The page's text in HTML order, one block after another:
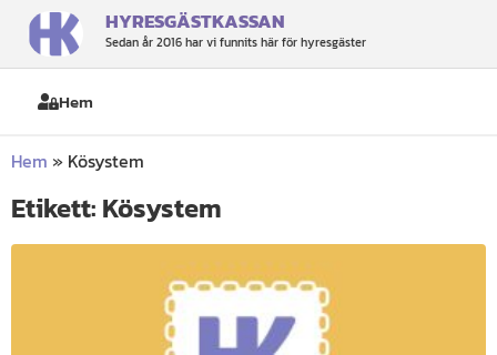
HYRESGÄSTKASSAN
Sedan år 2016 har vi funnits här för hyresgäster
Hem
Hem » Kösystem
Etikett: Kösystem